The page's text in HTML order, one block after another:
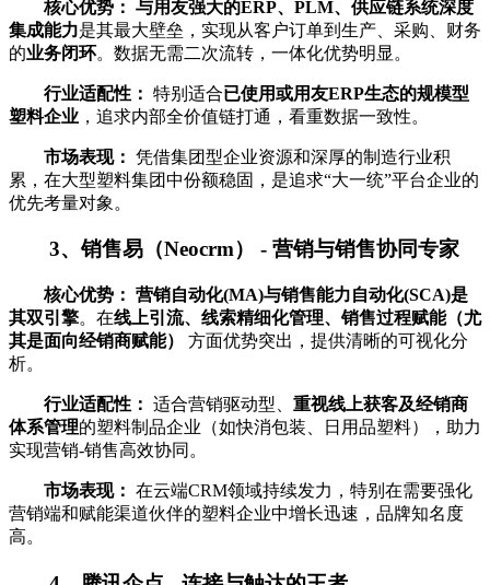
核心优势： 与用友强大的ERP、PLM、供应链系统深度
集成能力是其最大壁垒，实现从客户订单到生产、采购、财务
的业务闭环。数据无需二次流转，一体化优势明显。
行业适配性： 特别适合已使用或用友ERP生态的规模型
塑料企业 ，追求内部全价值链打通，看重数据一致性。
市场表现： 凭借集团型企业资源和深厚的制造行业积
累，在大型塑料集团中份额稳固，是追求“大一统”平台企业的
优先考量对象。
3、销售易（Neocrm） - 营销与销售协同专家
核心优势： 营销自动化(MA)与销售能力自动化(SCA)是
其双引擎。在线上引流、线索精细化管理、销售过程赋能（尤
其是面向经销商赋能）
方面优势突出，提供清晰的可视化分
析。
行业适配性： 适合营销驱动型、 重视线上获客及经销商
体系管理的塑料制品企业（如快消包装、日用品塑料），助力
实现营销-销售高效协同。
市场表现： 在云端CRM领域持续发力，特别在需要强化
营销端和赋能渠道伙伴的塑料企业中增长迅速，品牌知名度
高。